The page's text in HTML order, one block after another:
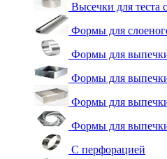
Высечки для теста
Формы для
Формы для
Формы для
Формы для
Формы для
С перфорацией